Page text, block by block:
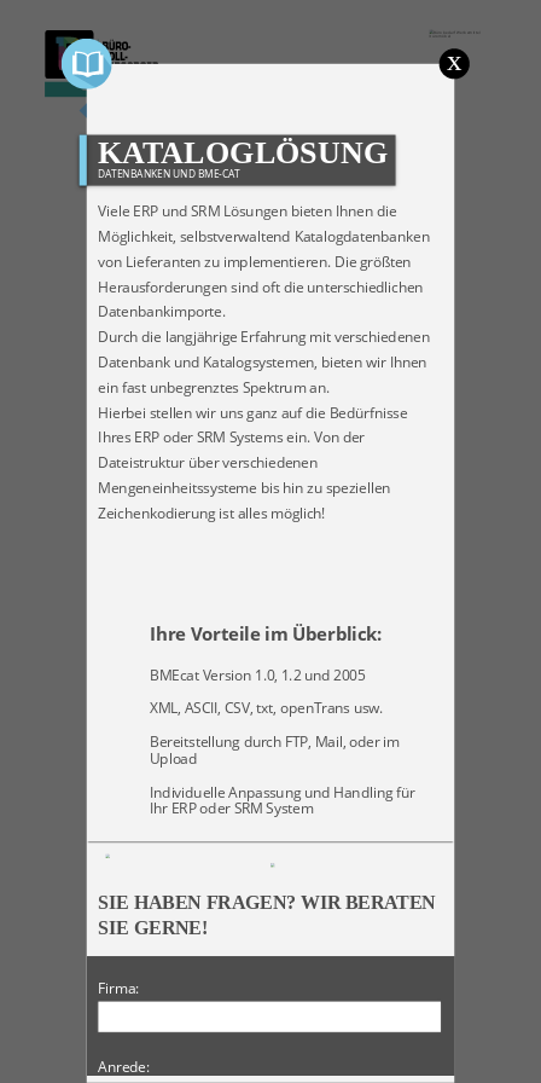
≡ MENU
KATALOGLÖSUNG
DATENBANKEN UND BME-CAT
Viele ERP und SRM Lösungen bieten Ihnen die
Möglichkeit, selbstverwaltend Katalogdatenbanken
von Lieferanten zu implementieren. Die größten
Herausforderungen sind oft die unterschiedlichen
Datenbankimporte.
Durch die langjährige Erfahrung mit verschiedenen
Datenbank und Katalogsystemen, bieten wir Ihnen
ein fast unbegrenztes Spektrum an.
Hierbei stellen wir uns ganz auf die Bedürfnisse
Ihres ERP oder SRM Systems ein. Von der
Dateistruktur über verschiedenen
Mengeneinheitssysteme bis hin zu speziellen
Zeichenkodierung ist alles möglich!
Ihre Vorteile im Überblick:
BMEcat Version 1.0, 1.2 und 2005
XML, ASCII, CSV, txt, openTrans usw.
Bereitstellung durch FTP, Mail, oder im
Upload
Individuelle Anpassung und Handling für
Ihr ERP oder SRM System
SIE HABEN FRAGEN? WIR BERATEN
SIE GERNE!
Firma:
Anrede:
TOP
KONDITIONEN
PROZESSE